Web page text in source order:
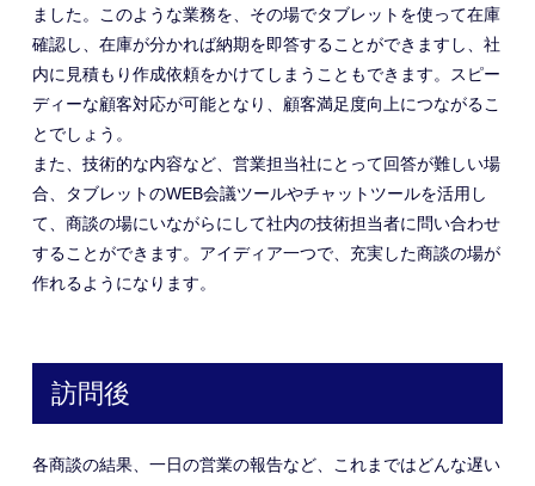
ました。このような業務を、その場でタブレットを使って在庫
確認し、在庫が分かれば納期を即答することができますし、社
内に見積もり作成依頼をかけてしまうこともできます。スピー
ディーな顧客対応が可能となり、顧客満足度向上につながるこ
とでしょう。
また、技術的な内容など、営業担当社にとって回答が難しい場
合、タブレットのWEB会議ツールやチャットツールを活用し
て、商談の場にいながらにして社内の技術担当者に問い合わせ
することができます。アイディア一つで、充実した商談の場が
作れるようになります。
訪問後
各商談の結果、一日の営業の報告など、これまではどんな遅い